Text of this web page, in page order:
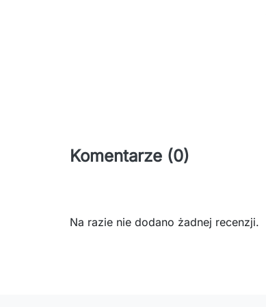
Komentarze (0)
Na razie nie dodano żadnej recenzji.